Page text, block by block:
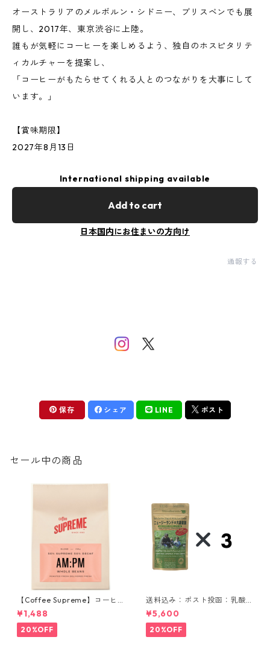
オーストラリアのメルボルン・シドニー、ブリスベンでも展
開し、2017年、東京渋谷に上陸。
誰もが気軽にコーヒーを楽しめるよう、独自のホスピタリテ
ィカルチャーを提案し、
「コーヒーがもたらせてくれる人とのつながりを大事にして
います。」
【賞味期限】
2027年8月13日
International shipping available
Add to cart
日本国内にお住まいの方向け
通報する
保存 シェア LINE ポスト
セール中の商品
【Coffee Supreme】コーヒ
ー豆／AM:PM Blend 150g
¥1,488
20%OFF
送料込み：ポスト投函：乳酸
菌入りニュージーランドの大
麦若葉 90g 3袋セット
¥5,600
20%OFF